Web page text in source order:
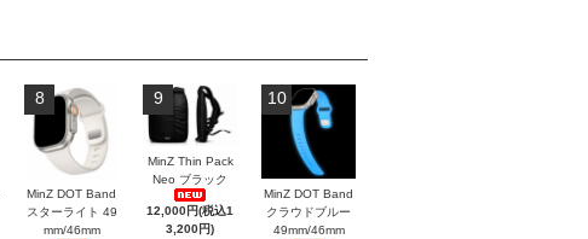
8
MinZ DOT Band
スターライト 49
mm/46mm
9
MinZ Thin Pack
Neo ブラック
12,000円(税込1
3,200円)
10
MinZ DOT Band
クラウドブルー
49mm/46mm